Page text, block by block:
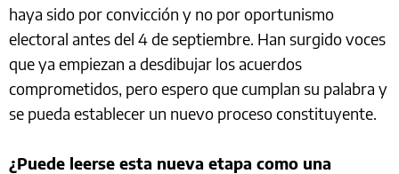
haya sido por convicción y no por oportunismo
electoral antes del 4 de septiembre. Han surgido voces
que ya empiezan a desdibujar los acuerdos
comprometidos, pero espero que cumplan su palabra y
se pueda establecer un nuevo proceso constituyente.
¿Puede leerse esta nueva etapa como una